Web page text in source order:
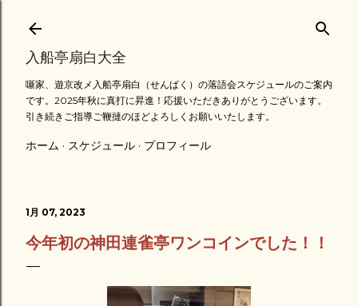
スキップしてメイン コンテンツに移動
入船亭扇白大全
噺家、遊京改メ入船亭扇白（せんぱく）の落語会スケジュールのご案内
です。2025年秋に真打に昇進！応援いただきありがとうございます。
引き続きご指導ご鞭撻のほどよろしくお願いいたします。
ホーム スケジュール プロフィール
1月 07, 2023
今年初の神田連雀亭ワンコインでした！！